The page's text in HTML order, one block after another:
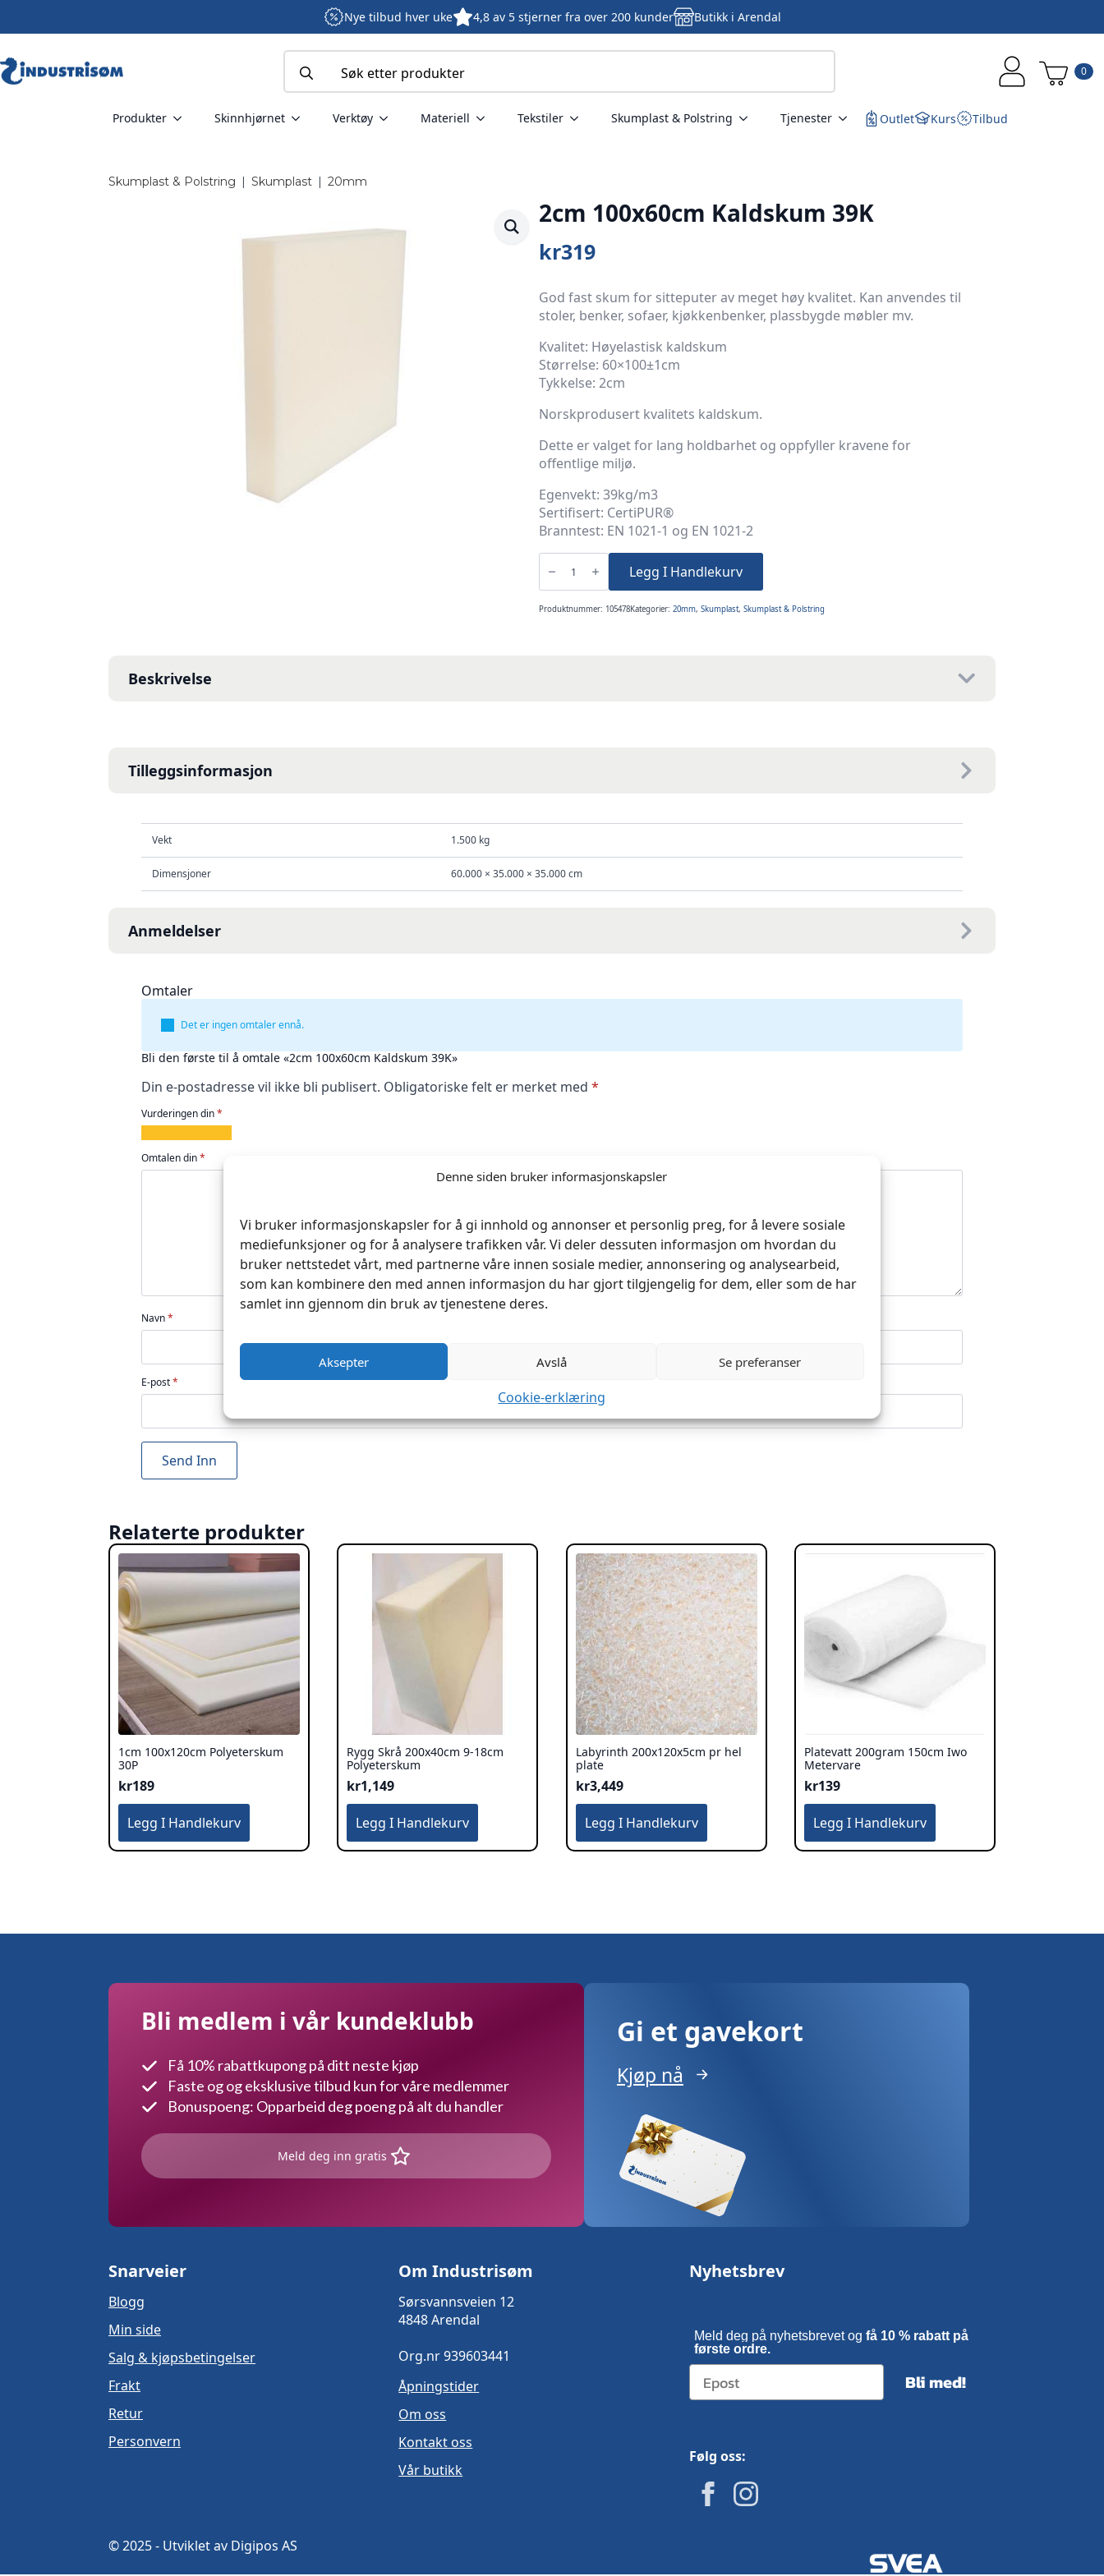
Denne siden bruker informasjonskapsler
Vi bruker informasjonskapsler for å gi innhold og annonser et personlig preg, for å levere sosiale
mediefunksjoner og for å analysere trafikken vår. Vi deler dessuten informasjon om hvordan du
bruker nettstedet vårt, med partnerne våre innen sosiale medier, annonsering og analysearbeid,
som kan kombinere den med annen informasjon du har gjort tilgjengelig for dem, eller som de har
samlet inn gjennom din bruk av tjenestene deres.
Aksepter Avslå Se preferanser
Cookie-erklæring
Nye tilbud hver uke 4,8 av 5 stjerner fra over 200 kunder Butikk i Arendal
for:
0
Produkter Skinnhjørnet Verktøy Materiell Tekstiler Skumplast & Polstring Tjenester Outlet Kurs Tilbud
Skumplast & Polstring | Skumplast | 20mm
2cm 100x60cm Kaldskum 39K
kr319
God fast skum for sitteputer av meget høy kvalitet. Kan anvendes til
stoler, benker, sofaer, kjøkkenbenker, plassbygde møbler mv.
Kvalitet: Høyelastisk kaldskum
Størrelse: 60×100±1cm
Tykkelse: 2cm
Norskprodusert kvalitets kaldskum.
Dette er valget for lang holdbarhet og oppfyller kravene for
offentlige miljø.
Egenvekt: 39kg/m3
Sertifisert: CertiPUR®
Branntest: EN 1021-1 og EN 1021-2
2cm
100x60cm
Kaldskum
39K
Legg I Handlekurv
Produktnummer: 105478Kategorier: 20mm, Skumplast, Skumplast & Polstring
Beskrivelse
Tilleggsinformasjon
Vekt 1.500 kg
Dimensjoner 60.000 × 35.000 × 35.000 cm
Anmeldelser
Omtaler
Det er ingen omtaler ennå.
Bli den første til å omtale «2cm 100x60cm Kaldskum 39K»
Din e-postadresse vil ikke bli publisert. Obligatoriske felt er merket med *
Vurderingen din*
av
5
av
5
av
5
av
5 5
Omtalen din*
Navn*
E-post*
Relaterte produkter
1cm 100x120cm Polyeterskum
30P
kr189
Legg I Handlekurv
Rygg Skrå 200x40cm 9-18cm
Polyeterskum
kr1,149
Legg I Handlekurv
Labyrinth 200x120x5cm pr hel
plate
kr3,449
Legg I Handlekurv
Platevatt 200gram 150cm Iwo
Metervare
kr139
Legg I Handlekurv
Bli medlem i vår kundeklubb
Få 10% rabattkupong på ditt neste kjøp
Faste og og eksklusive tilbud kun for våre medlemmer
Bonuspoeng: Opparbeid deg poeng på alt du handler
Meld deg inn gratis
Gi et gavekort
Kjøp nå
Snarveier
Blogg
Min side
Salg & kjøpsbetingelser
Frakt
Retur
Personvern
Om Industrisøm
Sørsvannsveien 12
4848 Arendal
Org.nr 939603441
Åpningstider
Om oss
Kontakt oss
Vår butikk
Nyhetsbrev
Meld deg på nyhetsbrevet og få 10 % rabatt på
første ordre.
Bli med!
Følg oss:
© 2025 - Utviklet av Digipos AS